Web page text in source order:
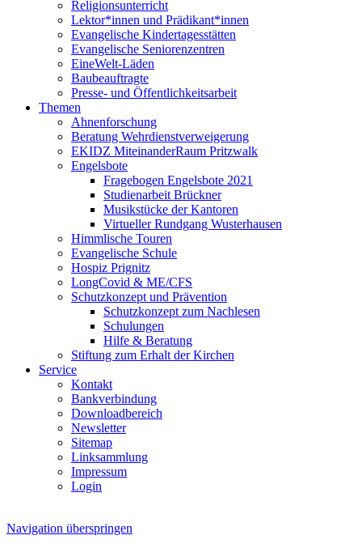
Religionsunterricht
Lektor*innen und Prädikant*innen
Evangelische Kindertagesstätten
Evangelische Seniorenzentren
EineWelt-Läden
Baubeauftragte
Presse- und Öffentlichkeitsarbeit
Themen
Ahnenforschung
Beratung Wehrdienstverweigerung
EKIDZ MiteinanderRaum Pritzwalk
Engelsbote
Fragebogen Engelsbote 2021
Studienarbeit Brückner
Musikstücke der Kantoren
Virtueller Rundgang Wusterhausen
Himmlische Touren
Evangelische Schule
Hospiz Prignitz
LongCovid & ME/CFS
Schutzkonzept und Prävention
Schutzkonzept zum Nachlesen
Schulungen
Hilfe & Beratung
Stiftung zum Erhalt der Kirchen
Service
Kontakt
Bankverbindung
Downloadbereich
Newsletter
Sitemap
Linksammlung
Impressum
Login
Navigation überspringen